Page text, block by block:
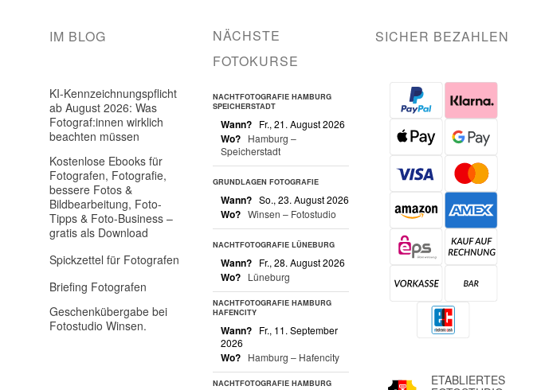
IM BLOG
KI-Kennzeichnungspflicht
ab August 2026: Was
Fotograf:innen wirklich
beachten müssen
Kostenlose Ebooks für
Fotografen, Fotografie,
bessere Fotos &
Bildbearbeitung, Foto-
Tipps & Foto-Business –
gratis als Download
Spickzettel für Fotografen
Briefing Fotografen
Geschenkübergabe bei
Fotostudio Winsen.
NÄCHSTE
FOTOKURSE
NACHTFOTOGRAFIE HAMBURG
SPEICHERSTADT
Wann? Fr., 21. August 2026
Wo?
Hamburg –
Speicherstadt
GRUNDLAGEN FOTOGRAFIE
Wann? So., 23. August 2026
Wo? Winsen – Fotostudio
NACHTFOTOGRAFIE LÜNEBURG
Wann? Fr., 28. August 2026
Wo? Lüneburg
NACHTFOTOGRAFIE HAMBURG
HAFENCITY
Wann?
Fr., 11. September
2026
Wo? Hamburg – Hafencity
NACHTFOTOGRAFIE HAMBURG
SICHER BEZAHLEN
ETABLIERTES